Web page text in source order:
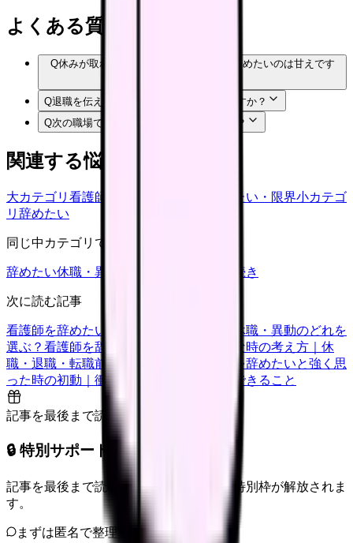
よくある質問
Q休みが取れない・希望休が通らなくて辞めたいのは甘えです
Q退職を伝える前に何を準備すればいいですか？
Q次の職場では何を確認すればいいですか？
関連する悩みカテゴリ
大カテゴリ 看護師の悩み 辞めたい・限界小カテゴ
リ 辞めたい
同じ中カテゴリで見る
辞めたい休職・異動 退職手続き
次に読む記事
看護師を辞めたい時の判断基準｜転職・休職・異動のどれを
選ぶ？ 看護師を辞めたいけどお金が不安な時の考え方｜休
職・退職・転職前に確認すること
看護師を辞めたいと強く思
った時の初動｜衝動的に辞める前に今日できること
記事を最後まで読むと解放
🔒 特別サポート枠（未開放）
記事を最後まで読むと、転職サポートの特別枠が解放されま
す。
まずは匿名で整理